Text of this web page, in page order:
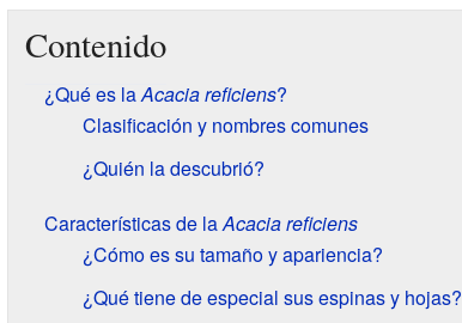
Contenido
¿Qué es laAcacia reficiens?
Clasificación y nombres comunes
¿Quién la descubrió?
Características de laAcacia reficiens
¿Cómo es su tamaño y apariencia?
¿Qué tiene de especial sus espinas y hojas?